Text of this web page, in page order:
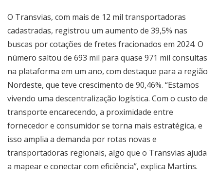
O Transvias, com mais de 12 mil transportadoras
cadastradas, registrou um aumento de 39,5% nas
buscas por cotações de fretes fracionados em 2024. O
número saltou de 693 mil para quase 971 mil consultas
na plataforma em um ano, com destaque para a região
Nordeste, que teve crescimento de 90,46%. “Estamos
vivendo uma descentralização logística. Com o custo de
transporte encarecendo, a proximidade entre
fornecedor e consumidor se torna mais estratégica, e
isso amplia a demanda por rotas novas e
transportadoras regionais, algo que o Transvias ajuda
a mapear e conectar com eficiência”, explica Martins.